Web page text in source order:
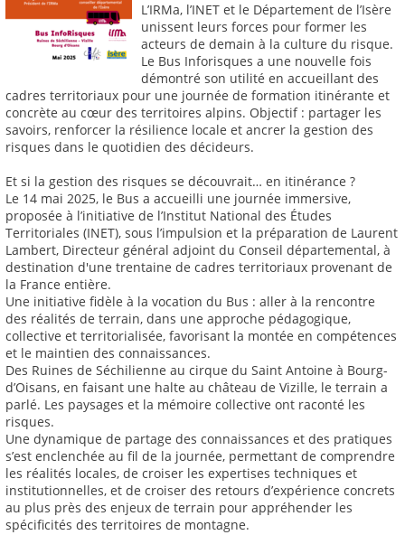
L’IRMa, l’INET et le Département de l’Isère
unissent leurs forces pour former les
acteurs de demain à la culture du risque.
Le Bus Inforisques a une nouvelle fois
démontré son utilité en accueillant des
cadres territoriaux pour une journée de formation itinérante et
concrète au cœur des territoires alpins. Objectif : partager les
savoirs, renforcer la résilience locale et ancrer la gestion des
risques dans le quotidien des décideurs.
Et si la gestion des risques se découvrait… en itinérance ?
Le 14 mai 2025, le Bus a accueilli une journée immersive,
proposée à l’initiative de l’Institut National des Études
Territoriales (INET), sous l’impulsion et la préparation de Laurent
Lambert, Directeur général adjoint du Conseil départemental, à
destination d'une trentaine de cadres territoriaux provenant de
la France entière.
Une initiative fidèle à la vocation du Bus : aller à la rencontre
des réalités de terrain, dans une approche pédagogique,
collective et territorialisée, favorisant la montée en compétences
et le maintien des connaissances.
Des Ruines de Séchilienne au cirque du Saint Antoine à Bourg-
d’Oisans, en faisant une halte au château de Vizille, le terrain a
parlé. Les paysages et la mémoire collective ont raconté les
risques.
Une dynamique de partage des connaissances et des pratiques
s’est enclenchée au fil de la journée, permettant de comprendre
les réalités locales, de croiser les expertises techniques et
institutionnelles, et de croiser des retours d’expérience concrets
au plus près des enjeux de terrain pour appréhender les
spécificités des territoires de montagne.